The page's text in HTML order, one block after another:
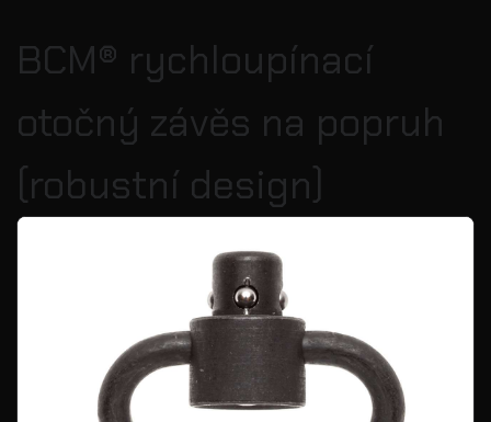
BCM® rychloupínací
otočný závěs na popruh
(robustní design)